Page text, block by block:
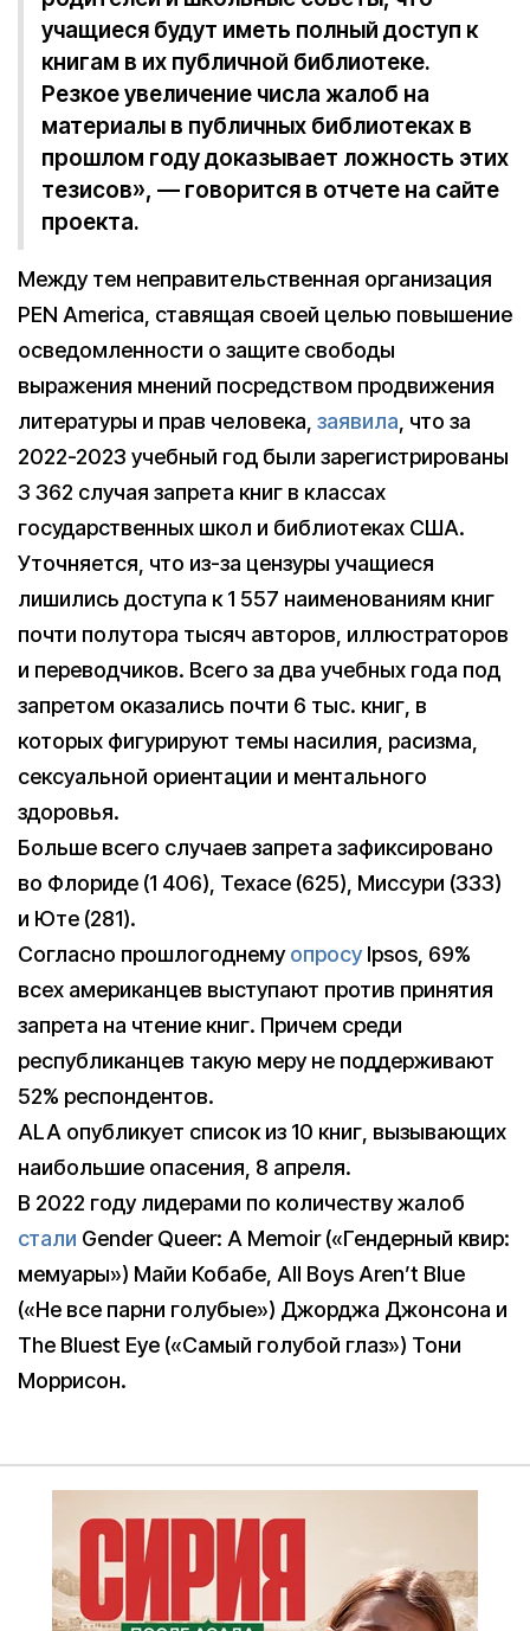
учащиеся будут иметь полный доступ к
книгам в их публичной библиотеке.
Резкое увеличение числа жалоб на
материалы в публичных библиотеках в
прошлом году доказывает ложность этих
тезисов», — говорится в отчете на сайте
проекта.
Между тем неправительственная организация
PEN America, ставящая своей целью повышение
осведомленности о защите свободы
выражения мнений посредством продвижения
литературы и прав человека, заявила, что за
2022-2023 учебный год были зарегистрированы
3 362 случая запрета книг в классах
государственных школ и библиотеках США.
Уточняется, что из-за цензуры учащиеся
лишились доступа к 1 557 наименованиям книг
почти полутора тысяч авторов, иллюстраторов
и переводчиков. Всего за два учебных года под
запретом оказались почти 6 тыс. книг, в
которых фигурируют темы насилия, расизма,
сексуальной ориентации и ментального
здоровья.
Больше всего случаев запрета зафиксировано
во Флориде (1 406), Техасе (625), Миссури (333)
и Юте (281).
Согласно прошлогоднемуопросу Ipsos, 69%
всех американцев выступают против принятия
запрета на чтение книг. Причем среди
республиканцев такую меру не поддерживают
52% респондентов.
ALA опубликует список из 10 книг, вызывающих
наибольшие опасения, 8 апреля.
В 2022 году лидерами по количеству жалоб
стали Gender Queer: A Memoir («Гендерный квир:
мемуары») Майи Кобабе, All Boys Aren’t Blue
(«Не все парни голубые») Джорджа Джонсона и
The Bluest Eye («Самый голубой глаз») Тони
Моррисон.